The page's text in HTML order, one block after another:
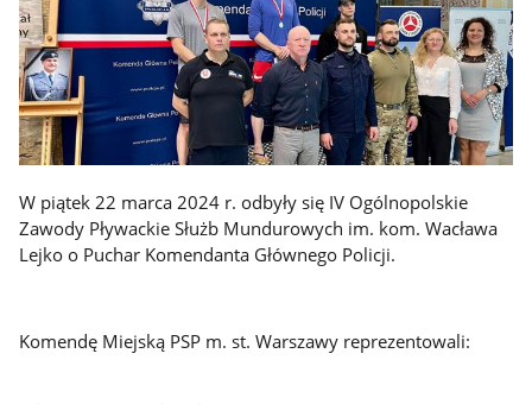
W piątek 22 marca 2024 r. odbyły się IV Ogólnopolskie
Zawody Pływackie Służb Mundurowych im. kom. Wacława
Lejko o Puchar Komendanta Głównego Policji.
Komendę Miejską PSP m. st. Warszawy reprezentowali: